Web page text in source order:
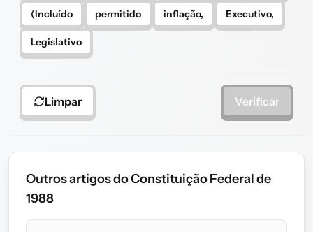
(Incluído permitido inflação, Executivo,
Legislativo
Limpar Verificar
Outros artigos do Constituição Federal de
1988